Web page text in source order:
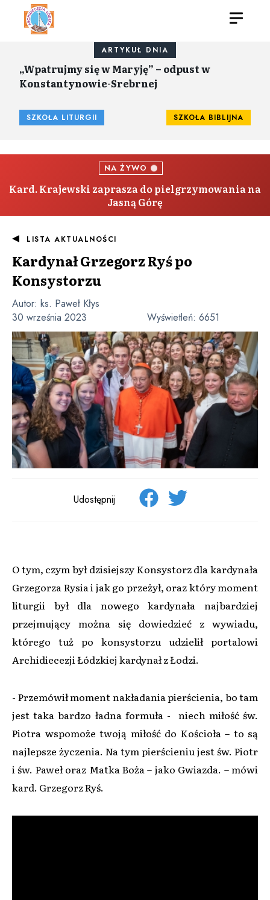
ARTYKUŁ DNIA
„Wpatrujmy się w Maryję” – odpust w
Konstantynowie-Srebrnej
SZKOŁA LITURGII SZKOŁA BIBLIJNA
NA ŻYWO
Kard. Krajewski zaprasza do pielgrzymowania na
Jasną Górę
LISTA AKTUALNOŚCI
Kardynał Grzegorz Ryś po
Konsystorzu
Autor: ks. Paweł Kłys
30 września 2023
Wyświetleń: 6651
Udostępnij
O tym, czym był dzisiejszy Konsystorz dla kardynała
Grzegorza Rysia i jak go przeżył, oraz który moment
liturgii był dla nowego kardynała najbardziej
przejmujący można się dowiedzieć z wywiadu,
którego tuż po konsystorzu udzielił portalowi
Archidiecezji Łódzkiej kardynał z Łodzi.
- Przemówił moment nakładania pierścienia, bo tam
jest taka bardzo ładna formuła - niech miłość św.
Piotra wspomoże twoją miłość do Kościoła – to są
najlepsze życzenia. Na tym pierścieniu jest św. Piotr
i św. Paweł oraz Matka Boża – jako Gwiazda. – mówi
kard. Grzegorz Ryś.